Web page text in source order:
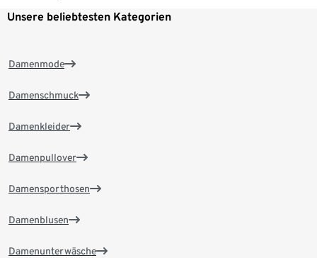
Unsere beliebtesten Kategorien
Damenmode
Damenschmuck
Damenkleider
Damenpullover
Damensporthosen
Damenblusen
Damenunterwäsche